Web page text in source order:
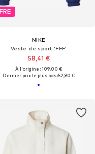
NIKE
Veste de sport 'FFF'
58,41 €
À l'origine : 109,00 €
Dernier prix le plus bas :52,90 €